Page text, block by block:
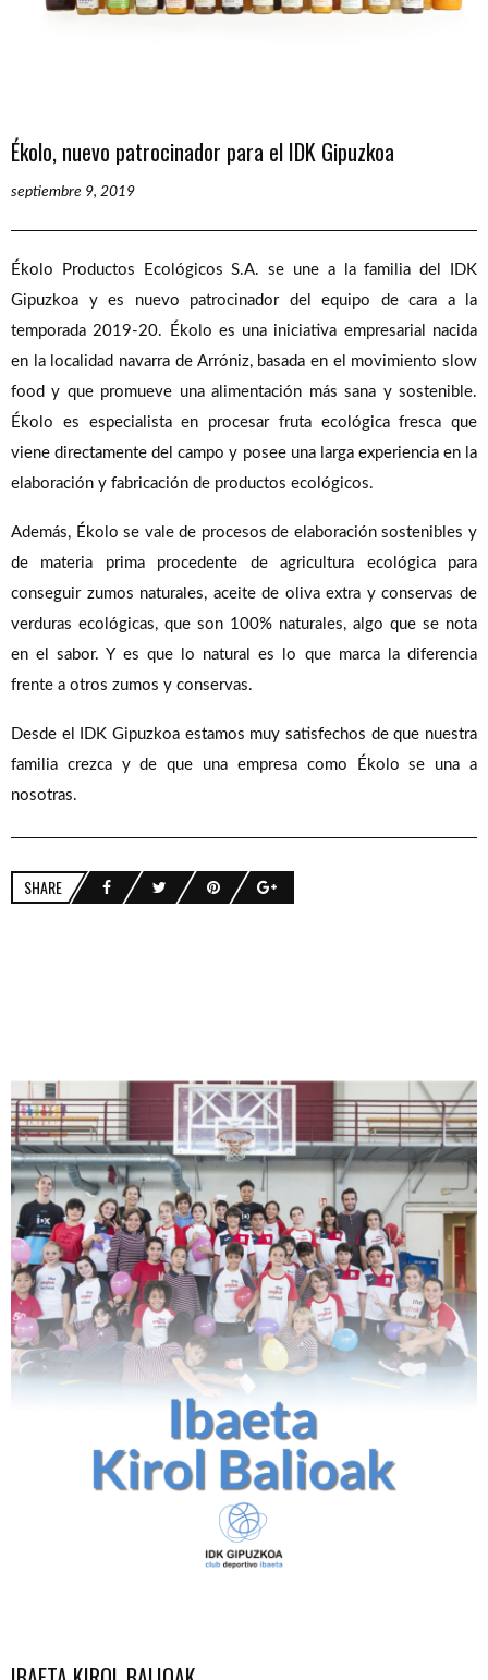
Ékolo, nuevo patrocinador para el IDK Gipuzkoa
septiembre 9, 2019
Ékolo Productos Ecológicos S.A. se une a la familia del IDK
Gipuzkoa y es nuevo patrocinador del equipo de cara a la
temporada 2019-20. Ékolo es una iniciativa empresarial nacida
en la localidad navarra de Arróniz, basada en el movimiento slow
food y que promueve una alimentación más sana y sostenible.
Ékolo es especialista en procesar fruta ecológica fresca que
viene directamente del campo y posee una larga experiencia en la
elaboración y fabricación de productos ecológicos.
Además, Ékolo se vale de procesos de elaboración sostenibles y
de materia prima procedente de agricultura ecológica para
conseguir zumos naturales, aceite de oliva extra y conservas de
verduras ecológicas, que son 100% naturales, algo que se nota
en el sabor. Y es que lo natural es lo que marca la diferencia
frente a otros zumos y conservas.
Desde el IDK Gipuzkoa estamos muy satisfechos de que nuestra
familia crezca y de que una empresa como Ékolo se una a
nosotras.
SHARE